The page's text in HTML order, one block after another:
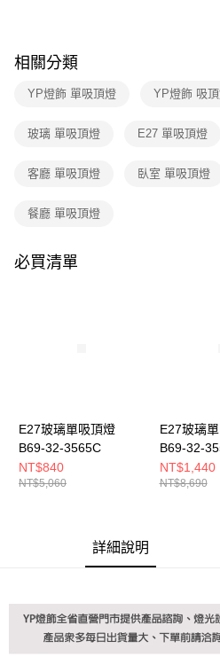
【「AFTEE先享後付」結帳流程】
１．於結帳方式選擇「AFTEE先享後付」
結帳頁面，進行簡訊認證並確認金額後，
ATM／網路銀行／等多元方式進行付款，
購買商品的店家。未經商家同意取消之訂
是否繳費成功／繳費後需取消欲退款等相
【注意事項】
時審查核予不同之上限額度；若仍有額度
５．嚴禁一人註冊多個帳號或使用他人資
恩沛科技股份有限公司將有權停止該用戶
每筆NT$180，滿NT$5,000(含以上)免
相關分類
YP燈飾 單吸頂燈 YP燈飾 吸
玻璃 單吸頂燈 E27 單吸頂燈
客廳 單吸頂燈 臥室 單吸頂燈
餐廳 單吸頂燈
必買清單
E27玻璃單吸頂燈
B69-32-3565C
NT$840
NT$5,060
E27玻璃
B69-32-
NT$1,440
NT$8,690
詳細說明